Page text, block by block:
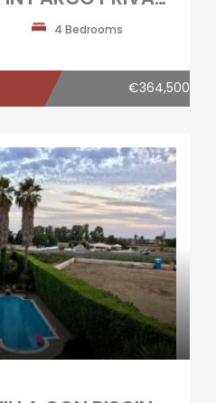
4 Bedrooms
€364,500